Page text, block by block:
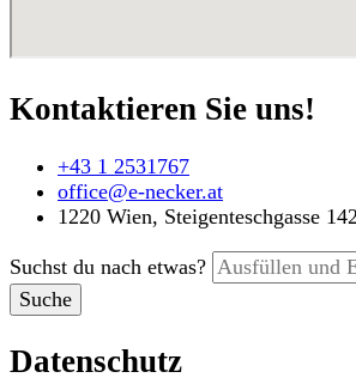
Kontaktieren Sie uns!
+43 1 2531767
office@e-necker.at
1220 Wien, Steigenteschgasse
Suchst du nach etwas?
Datenschutz